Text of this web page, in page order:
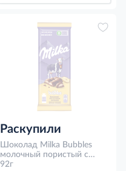
Раскупили
Шоколад Milka Bubbles
молочный пористый с
бананово йогуртовой
92г